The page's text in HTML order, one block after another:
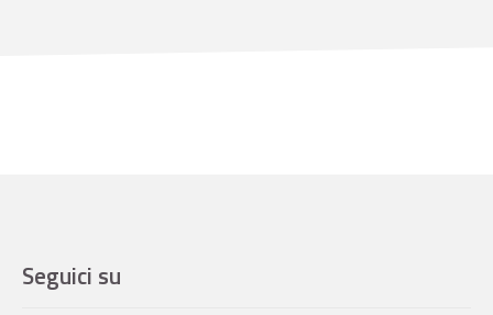
Seguici su